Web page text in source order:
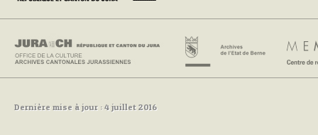
Dernière mise à jour : 4 juillet 2016